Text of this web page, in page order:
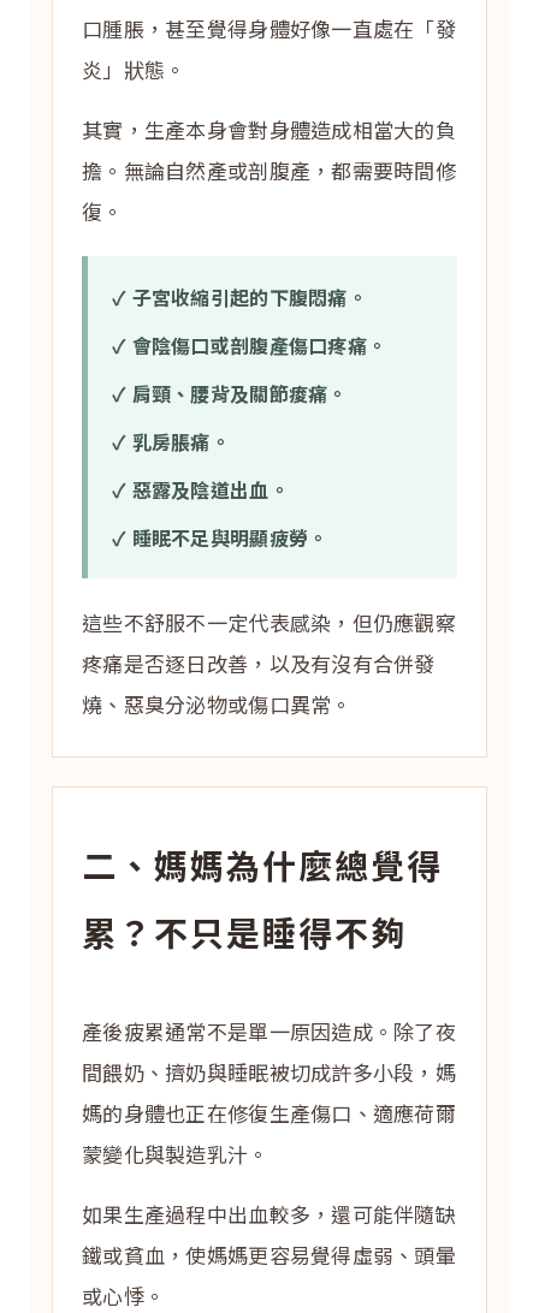
口腫脹，甚至覺得身體好像一直處在「發
炎」狀態。
其實，生產本身會對身體造成相當大的負
擔。無論自然產或剖腹產，都需要時間修
復。
✓ 子宮收縮引起的下腹悶痛。
✓ 會陰傷口或剖腹產傷口疼痛。
✓ 肩頸、腰背及關節痠痛。
✓ 乳房脹痛。
✓ 惡露及陰道出血。
✓ 睡眠不足與明顯疲勞。
這些不舒服不一定代表感染，但仍應觀察
疼痛是否逐日改善，以及有沒有合併發
燒、惡臭分泌物或傷口異常。
二、媽媽為什麼總覺得
累？不只是睡得不夠
產後疲累通常不是單一原因造成。除了夜
間餵奶、擠奶與睡眠被切成許多小段，媽
媽的身體也正在修復生產傷口、適應荷爾
蒙變化與製造乳汁。
如果生產過程中出血較多，還可能伴隨缺
鐵或貧血，使媽媽更容易覺得虛弱、頭暈
或心悸。